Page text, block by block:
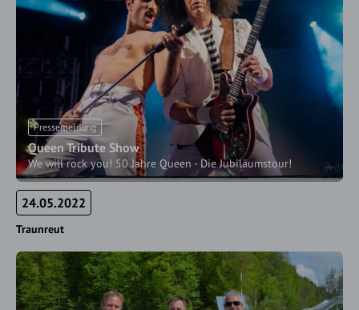
Pressemeldung
Queen Tribute Show
We will rock you! 50 Jahre Queen - Die Jubiläumstour!
24.05.2022
Traunreut